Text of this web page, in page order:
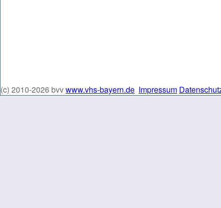
(c) 2010-2026 bvvwww.vhs-bayern.de Impressum